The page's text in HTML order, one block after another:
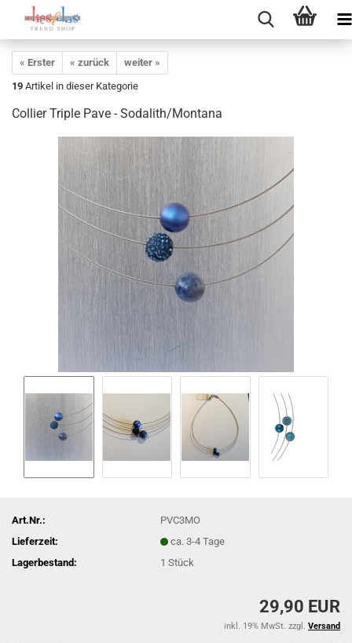
« Erster « zurück
weiter »
19 Artikel in dieser Kategorie
Collier Triple Pave - Sodalith/Montana
Art.Nr.:
PVC3MO
Lieferzeit:
ca. 3-4 Tage
Lagerbestand:
1Stück
29,90 EUR
inkl. 19% MwSt. zzgl. Versand